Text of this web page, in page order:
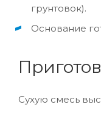
грунтовок).
Основание
Сухую смесь